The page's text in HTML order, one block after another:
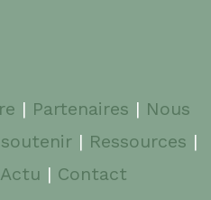
| Partenaires | Nous
| Ressources |
Actu | Contact